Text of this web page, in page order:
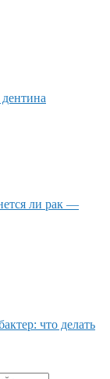
ли рак —
что делать